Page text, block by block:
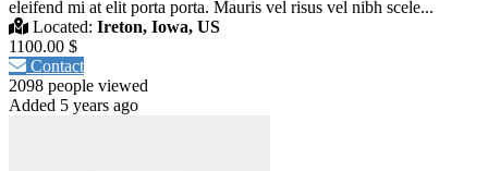
eleifend mi at elit porta porta. Mauris vel risus vel nibh scele...
Located: Ireton, Iowa, US
1100.00 $
Contact
2098 people viewed
Added 5 years ago